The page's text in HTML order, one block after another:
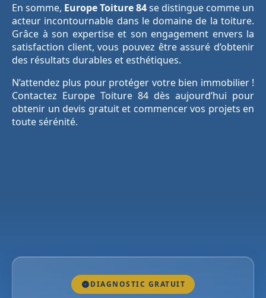
En somme, Europe Toiture 84se distingue comme un
acteur incontournable dans le domaine de la toiture.
Grâce à son expertise et son engagement envers la
satisfaction client, vous pouvez être assuré d’obtenir
des résultats durables et esthétiques.
N’attendez plus pour protéger votre bien immobilier !
Contactez Europe Toiture 84 dès aujourd’hui pour
obtenir un devis gratuit et commencer vos projets en
toute sérénité.
DIAGNOSTIC GRATUIT